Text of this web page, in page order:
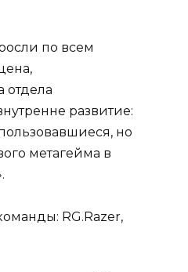
по всем
отдела
развитие:
но
метагейма в
RG.Razer,